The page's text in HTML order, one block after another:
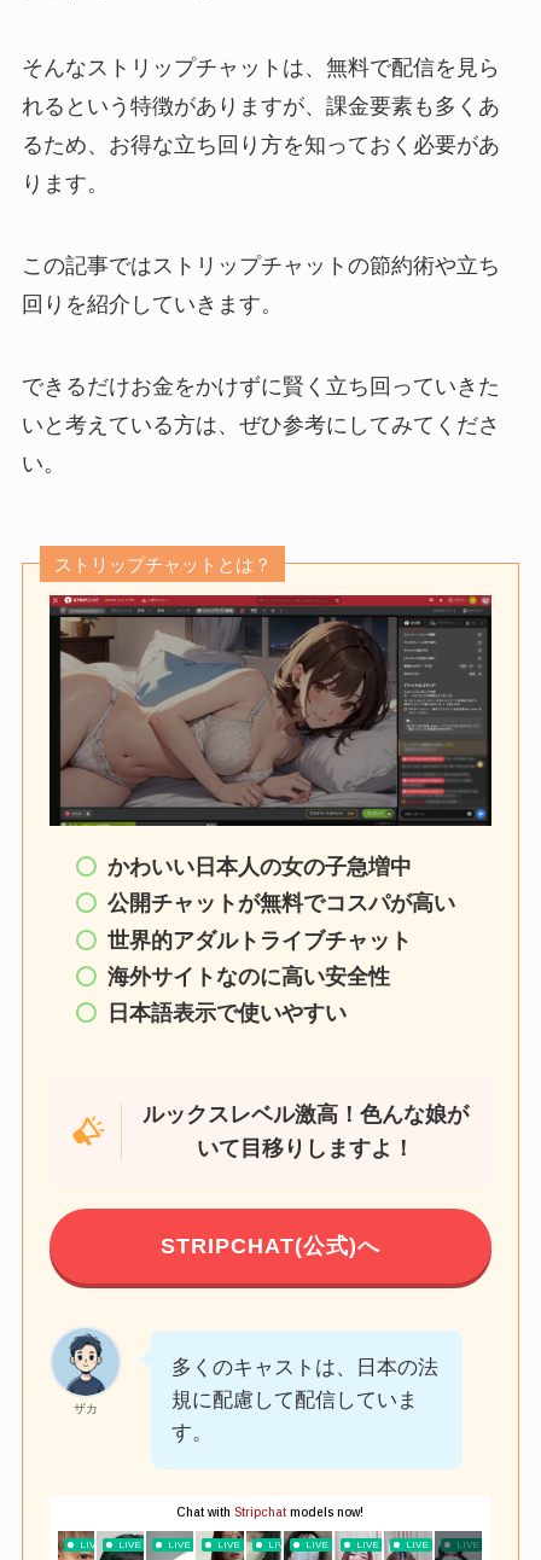
そんなストリップチャットは、無料で配信を見ら
れるという特徴がありますが、課金要素も多くあ
るため、お得な立ち回り方を知っておく必要があ
ります。
この記事ではストリップチャットの節約術や立ち
回りを紹介していきます。
できるだけお金をかけずに賢く立ち回っていきた
いと考えている方は、ぜひ参考にしてみてくださ
い。
ストリップチャットとは？
かわいい日本人の女の子急増中
公開チャットが無料でコスパが高い
世界的アダルトライブチャット
海外サイトなのに高い安全性
日本語表示で使いやすい
ルックスレベル激高！色んな娘が
いて目移りしますよ！
STRIPCHAT(公式)へ
ザカ
多くのキャストは、日本の法
規に配慮して配信していま
す。